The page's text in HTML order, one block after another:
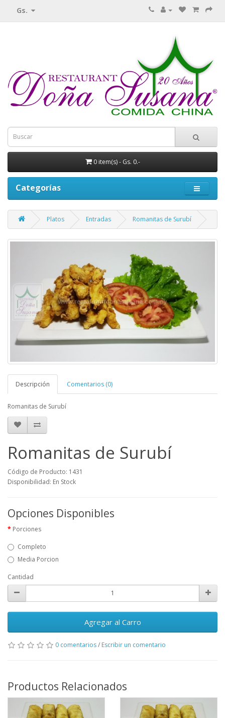
Gs.
0 item(s) - Gs. 0.-
Categorías
Platos Entradas Romanitas de Surubí
Descripción Comentarios (0)
Romanitas de Surubí
Romanitas de Surubí
Código de Producto: 1431
Disponibilidad: En Stock
Opciones Disponibles
Porciones
Completo
Media Porcion
Cantidad
Agregar al Carro
0 comentarios/ Escribir un comentario
Productos Relacionados